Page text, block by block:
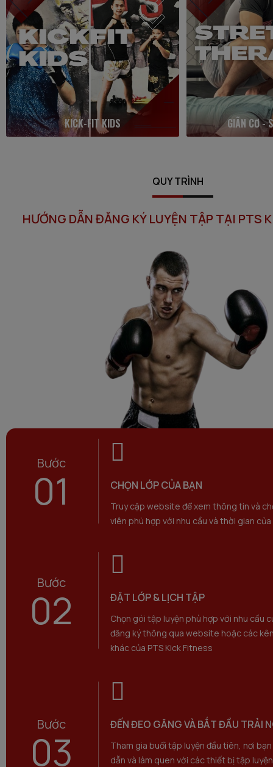
KICK-FIT KIDS GIÃN CƠ -
QUY TRÌNH
HƯỚNG DẪN ĐĂNG KÝ LUYỆN TẬP TẠI PTS
Bước
01 CHỌN LỚP CỦA BẠN
Truy cập website để xem thông tin và
viên phù hợp với nhu cầu và thời gian
Bước
02 ĐẶT LỚP & LỊCH TẬP
Chọn gói tập luyện phù hợp với nhu cầu
đăng ký thông qua website hoặc các
khác của PTS Kick Fitness
Bước
03
ĐẾN ĐEO GĂNG VÀ BẮT ĐẦU TRẢI
Tham gia buổi tập luyện đầu tiên, nơi
dẫn và làm quen với các thiết bị tập